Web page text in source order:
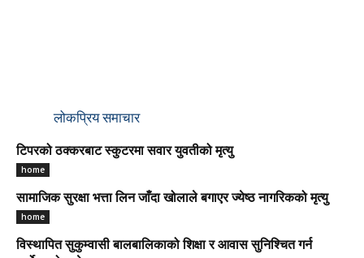
लोकप्रिय समाचार
टिपरको ठक्करबाट स्कुटरमा सवार युवतीको मृत्यु
home
सामाजिक सुरक्षा भत्ता लिन जाँदा खोलाले बगाएर ज्येष्ठ नागरिकको मृत्यु
home
विस्थापित सुकुम्वासी बालबालिकाको शिक्षा र आवास सुनिश्चित गर्न